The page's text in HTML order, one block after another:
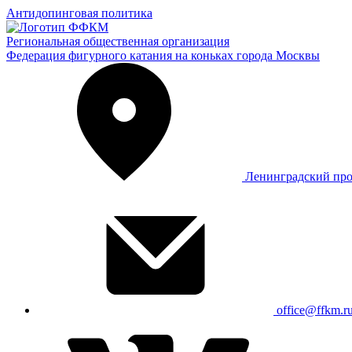
Антидопинговая политика
Региональная общественная организация
Федерация фигурного катания на коньках города Москвы
Ленинградский
office@ffkm.ru